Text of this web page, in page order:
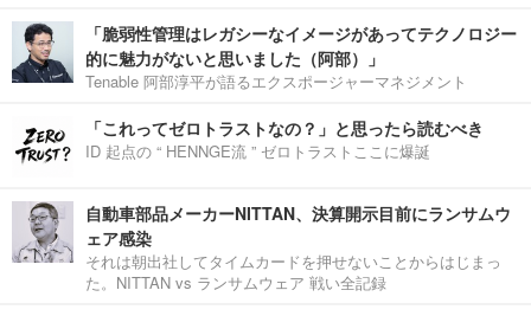
「脆弱性管理はレガシーなイメージがあってテクノロジー
的に魅力がないと思いました（阿部）」
Tenable 阿部淳平が語るエクスポージャーマネジメント
「これってゼロトラストなの？」と思ったら読むべき
ID 起点の “ HENNGE流 ” ゼロトラストここに爆誕
自動車部品メーカーNITTAN、決算開示目前にランサムウ
ェア感染
それは朝出社してタイムカードを押せないことからはじまっ
た。NITTAN vs ランサムウェア 戦い全記録